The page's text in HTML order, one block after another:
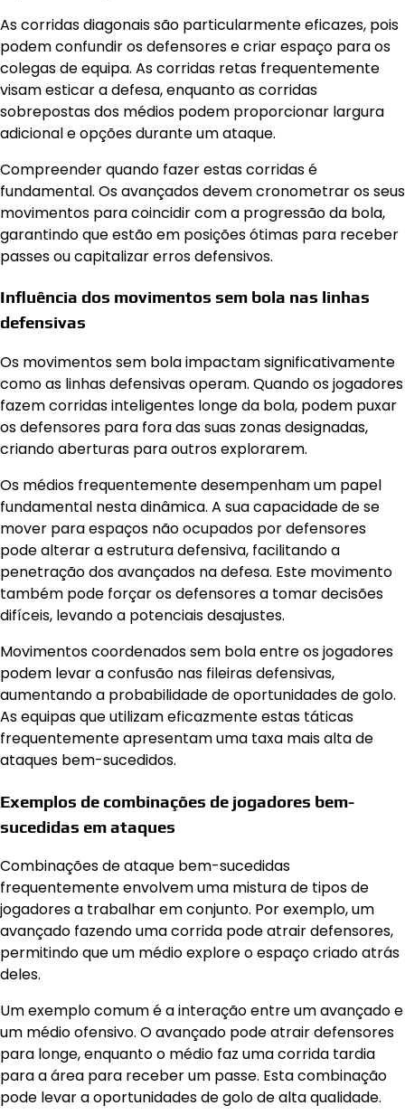
As corridas diagonais são particularmente eficazes, pois
podem confundir os defensores e criar espaço para os
colegas de equipa. As corridas retas frequentemente
visam esticar a defesa, enquanto as corridas
sobrepostas dos médios podem proporcionar largura
adicional e opções durante um ataque.
Compreender quando fazer estas corridas é
fundamental. Os avançados devem cronometrar os seus
movimentos para coincidir com a progressão da bola,
garantindo que estão em posições ótimas para receber
passes ou capitalizar erros defensivos.
Influência dos movimentos sem bola nas linhas
defensivas
Os movimentos sem bola impactam significativamente
como as linhas defensivas operam. Quando os jogadores
fazem corridas inteligentes longe da bola, podem puxar
os defensores para fora das suas zonas designadas,
criando aberturas para outros explorarem.
Os médios frequentemente desempenham um papel
fundamental nesta dinâmica. A sua capacidade de se
mover para espaços não ocupados por defensores
pode alterar a estrutura defensiva, facilitando a
penetração dos avançados na defesa. Este movimento
também pode forçar os defensores a tomar decisões
difíceis, levando a potenciais desajustes.
Movimentos coordenados sem bola entre os jogadores
podem levar a confusão nas fileiras defensivas,
aumentando a probabilidade de oportunidades de golo.
As equipas que utilizam eficazmente estas táticas
frequentemente apresentam uma taxa mais alta de
ataques bem-sucedidos.
Exemplos de combinações de jogadores bem-
sucedidas em ataques
Combinações de ataque bem-sucedidas
frequentemente envolvem uma mistura de tipos de
jogadores a trabalhar em conjunto. Por exemplo, um
avançado fazendo uma corrida pode atrair defensores,
permitindo que um médio explore o espaço criado atrás
deles.
Um exemplo comum é a interação entre um avançado e
um médio ofensivo. O avançado pode atrair defensores
para longe, enquanto o médio faz uma corrida tardia
para a área para receber um passe. Esta combinação
pode levar a oportunidades de golo de alta qualidade.